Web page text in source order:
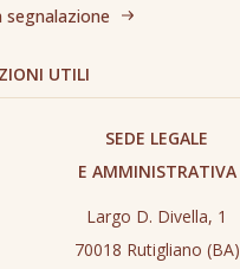
segnalazione
UTILI
SEDE LEGALE
E AMMINISTRATIVA
Largo D. Divella, 1
70018 Rutigliano (BA)